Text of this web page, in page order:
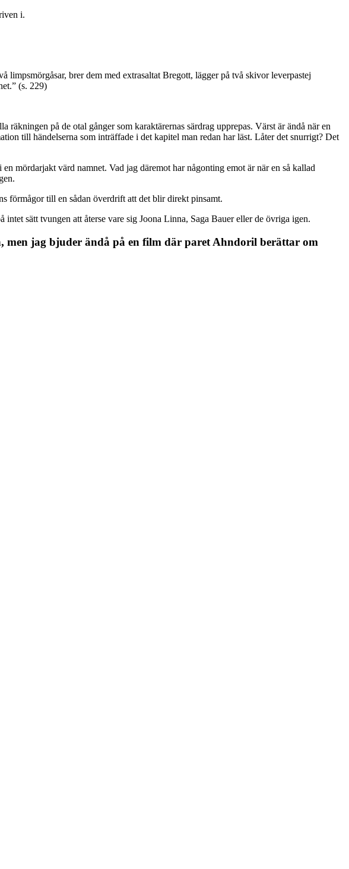
i.
brer dem med extrasaltat Bregott, lägger på två skivor leverpastej
(s. 229)
på de otal gånger som karaktärernas särdrag upprepas. Värst är ändå när en
till händelserna som inträffade i det kapitel man redan har läst. Låter det snurrigt? Det
mördarjakt värd namnet. Vad jag däremot har någonting emot är när en så kallad
förmågor till en sådan överdrift att det blir direkt pinsamt.
sätt tvungen att återse vare sig Joona Linna, Saga Bauer eller de övriga igen.
men jag bjuder ändå på en film där paret Ahndoril berättar om